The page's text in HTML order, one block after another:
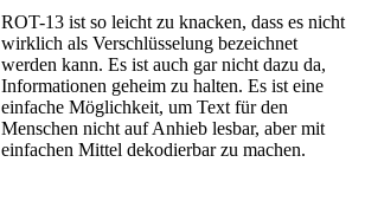
ROT-13 ist so leicht zu knacken, dass es nicht
wirklich als Verschlüsselung bezeichnet
werden kann. Es ist auch gar nicht dazu da,
Informationen geheim zu halten. Es ist eine
einfache Möglichkeit, um Text für den
Menschen nicht auf Anhieb lesbar, aber mit
einfachen Mittel dekodierbar zu machen.